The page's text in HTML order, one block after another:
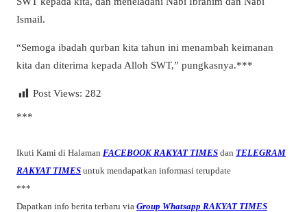
Ismail.
“Semoga ibadah qurban kita tahun ini menambah keimanan
kita dan diterima kepada Alloh SWT,” pungkasnya.***
Post Views: 282
***
Ikuti Kami di Halaman FACEBOOK RAKYAT TIMES dan TELEGRAM
RAKYAT TIMES untuk mendapatkan informasi terupdate
***
Dapatkan info berita terbaru via Group Whatsapp RAKYAT TIMES